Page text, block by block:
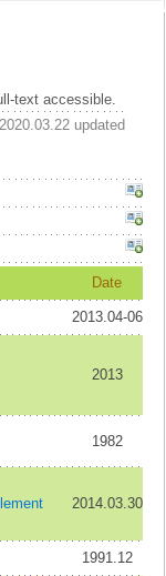
text accessible.
updated
Date
2013.04-06
2013
1982
2014.03.30
1991.12